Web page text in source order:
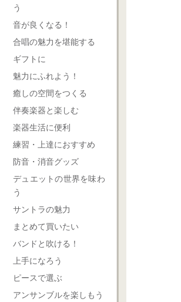
う
音が良くなる！
合唱の魅力を堪能する
ギフトに
魅力にふれよう！
癒しの空間をつくる
伴奏楽器と楽しむ
楽器生活に便利
練習・上達におすすめ
防音・消音グッズ
デュエットの世界を味わ
う
サントラの魅力
まとめて買いたい
バンドと吹ける！
上手になろう
ピースで選ぶ
アンサンブルを楽しもう